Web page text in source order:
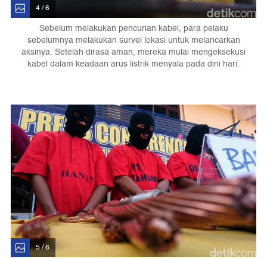
4 / 6
Sebelum melakukan pencurian kabel, para pelaku
sebelumnya melakukan survei lokasi untuk melancarkan
aksinya. Setelah dirasa aman, mereka mulai mengeksekusi
kabel dalam keadaan arus listrik menyala pada dini hari.
5 / 6